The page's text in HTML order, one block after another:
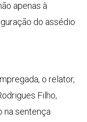
apenas à
do assédio
o relator,
Filho,
na sentença